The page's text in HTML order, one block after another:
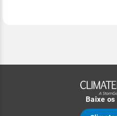
Baixe os